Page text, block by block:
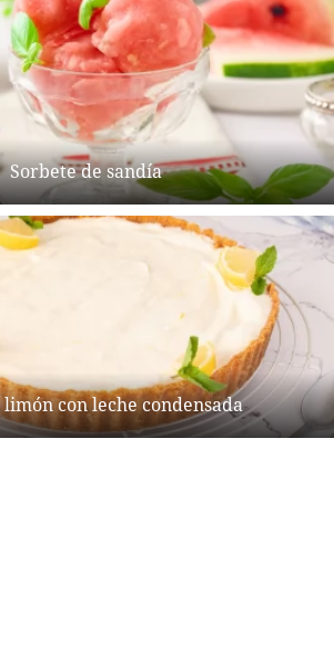
Sorbete de sandía
con leche condensada